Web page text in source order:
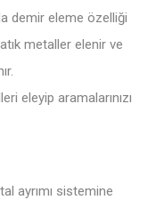
demir eleme özelliği
metaller elenir ve
eleyip aramalarınızı
ayrımı sistemine